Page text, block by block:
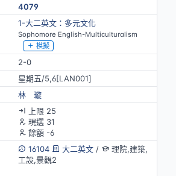
4079
1-大二英文：多元文化
Sophomore English-Multiculturalism
模擬
2-0
星期五/5,6[LAN001]
林 璇
上限 25
現選 31
餘額 -6
16104
大二英文/
理院,建築,
工設,景觀2